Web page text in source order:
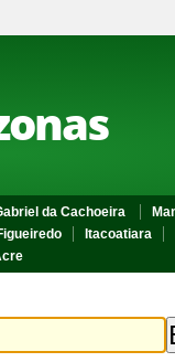
da Cachoeira
Itacoatiara